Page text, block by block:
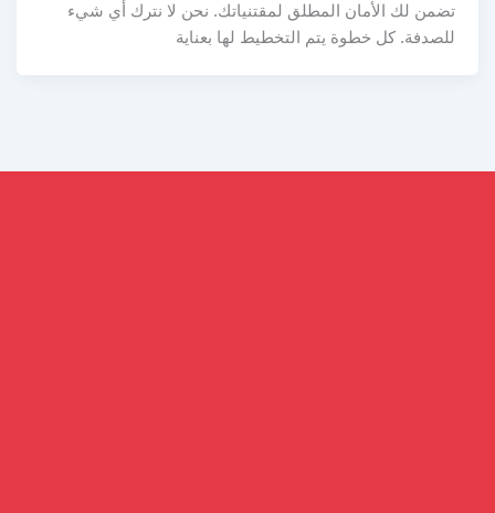
تضمن لك الأمان المطلق لمقتنياتك. نحن لا نترك أي شيء
للصدفة. كل خطوة يتم التخطيط لها بعناية